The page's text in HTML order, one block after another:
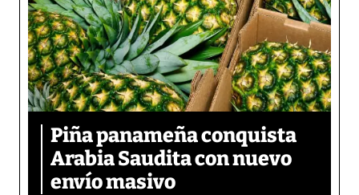
Piña panameña conquista
Arabia Saudita con nuevo
envío masivo